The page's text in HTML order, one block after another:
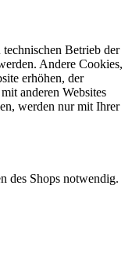
Betrieb der
Andere Cookies,
erhöhen, der
anderen Websites
werden nur mit Ihrer
des Shops notwendig.